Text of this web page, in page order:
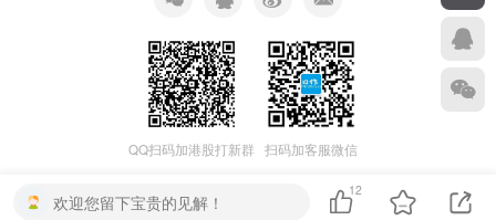
QQ扫码加港股打新群 扫码加客服微信
欢迎您留下宝贵的见解！
12